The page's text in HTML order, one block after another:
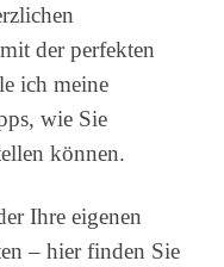
der perfekten
ich meine
wie Sie
können.
Ihre eigenen
– hier finden Sie